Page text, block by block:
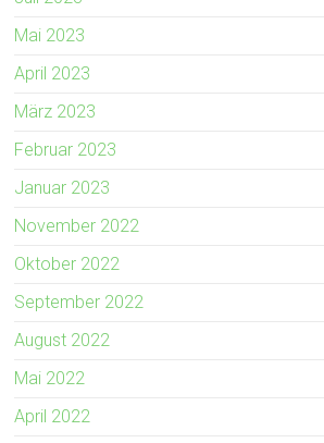
Mai 2023
April 2023
März 2023
Februar 2023
Januar 2023
November 2022
Oktober 2022
September 2022
August 2022
Mai 2022
April 2022